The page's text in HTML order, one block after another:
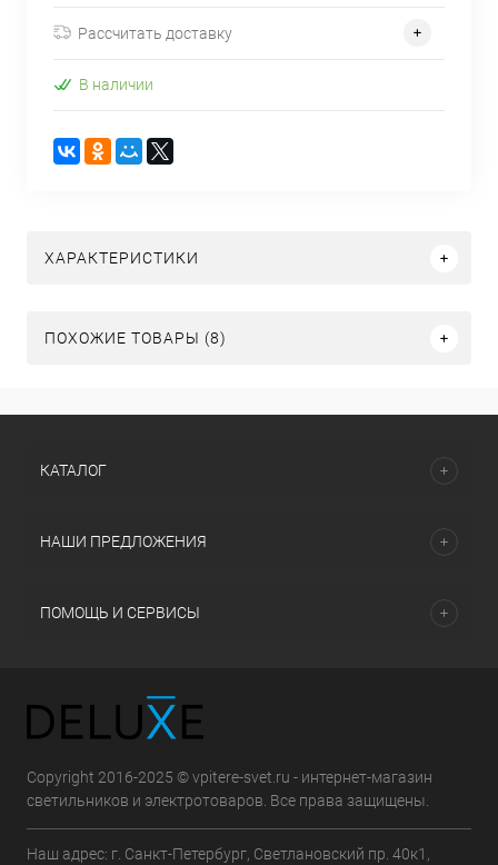
Рассчитать доставку
В наличии
ХАРАКТЕРИСТИКИ
ПОХОЖИЕ ТОВАРЫ (8)
КАТАЛОГ
НАШИ ПРЕДЛОЖЕНИЯ
ПОМОЩЬ И СЕРВИСЫ
Copyright 2016-2025 © vpitere-svet.ru - интернет-магазин
светильников и электротоваров. Все права защищены.
Наш адрес: г. Санкт-Петербург, Светлановский пр. 40к1,